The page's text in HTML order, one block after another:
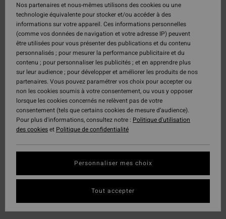
Nos partenaires et nous-mêmes utilisons des cookies ou une
technologie équivalente pour stocker et/ou accéder à des
informations sur votre appareil. Ces informations personnelles
(comme vos données de navigation et votre adresse IP) peuvent
être utilisées pour vous présenter des publications et du contenu
personnalisés ; pour mesurer la performance publicitaire et du
contenu ; pour personnaliser les publicités ; et en apprendre plus
sur leur audience ; pour développer et améliorer les produits de nos
partenaires. Vous pouvez paramétrer vos choix pour accepter ou
non les cookies soumis à votre consentement, ou vous y opposer
lorsque les cookies concernés ne relèvent pas de votre
consentement (tels que certains cookies de mesure d’audience).
Pour plus d'informations, consultez notre : Politique d'utilisation
des cookieset Politique de confidentialité
Personnaliser mes choix
Tout accepter